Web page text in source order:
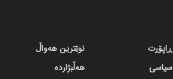
ڕاپۆرت
سیاسی
نوێترین هەواڵ
هەڵبژاردە